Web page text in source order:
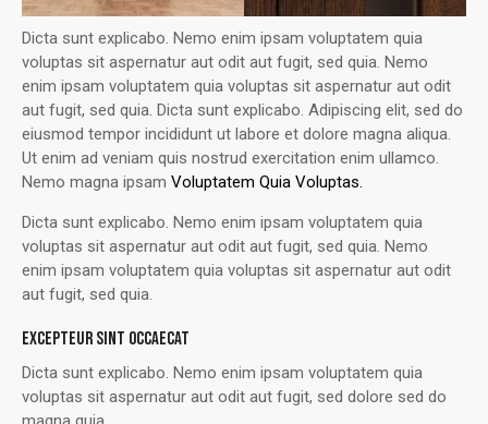
Dicta sunt explicabo. Nemo enim ipsam voluptatem quia
voluptas sit aspernatur aut odit aut fugit, sed quia. Nemo
enim ipsam voluptatem quia voluptas sit aspernatur aut odit
aut fugit, sed quia. Dicta sunt explicabo. Adipiscing elit, sed do
eiusmod tempor incididunt ut labore et dolore magna aliqua.
Ut enim ad veniam quis nostrud exercitation enim ullamco.
Nemo magna ipsam Voluptatem Quia Voluptas.
Dicta sunt explicabo. Nemo enim ipsam voluptatem quia
voluptas sit aspernatur aut odit aut fugit, sed quia. Nemo
enim ipsam voluptatem quia voluptas sit aspernatur aut odit
aut fugit, sed quia.
EXCEPTEUR SINT OCCAECAT
Dicta sunt explicabo. Nemo enim ipsam voluptatem quia
voluptas sit aspernatur aut odit aut fugit, sed dolore sed do